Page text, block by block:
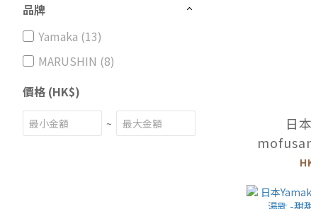
品牌
Yamaka (13)
MARUSHIN (8)
價格 (HK$)
~
日
碟 -餅